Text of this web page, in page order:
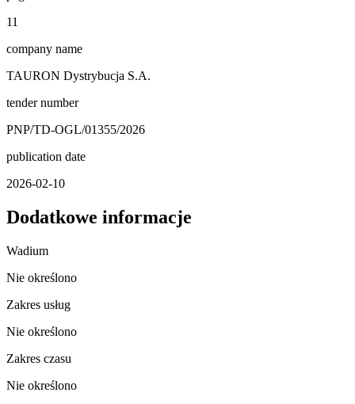
11
company name
TAURON Dystrybucja S.A.
tender number
PNP/TD-OGL/01355/2026
publication date
2026-02-10
Dodatkowe informacje
Wadium
Nie określono
Zakres usług
Nie określono
Zakres czasu
Nie określono